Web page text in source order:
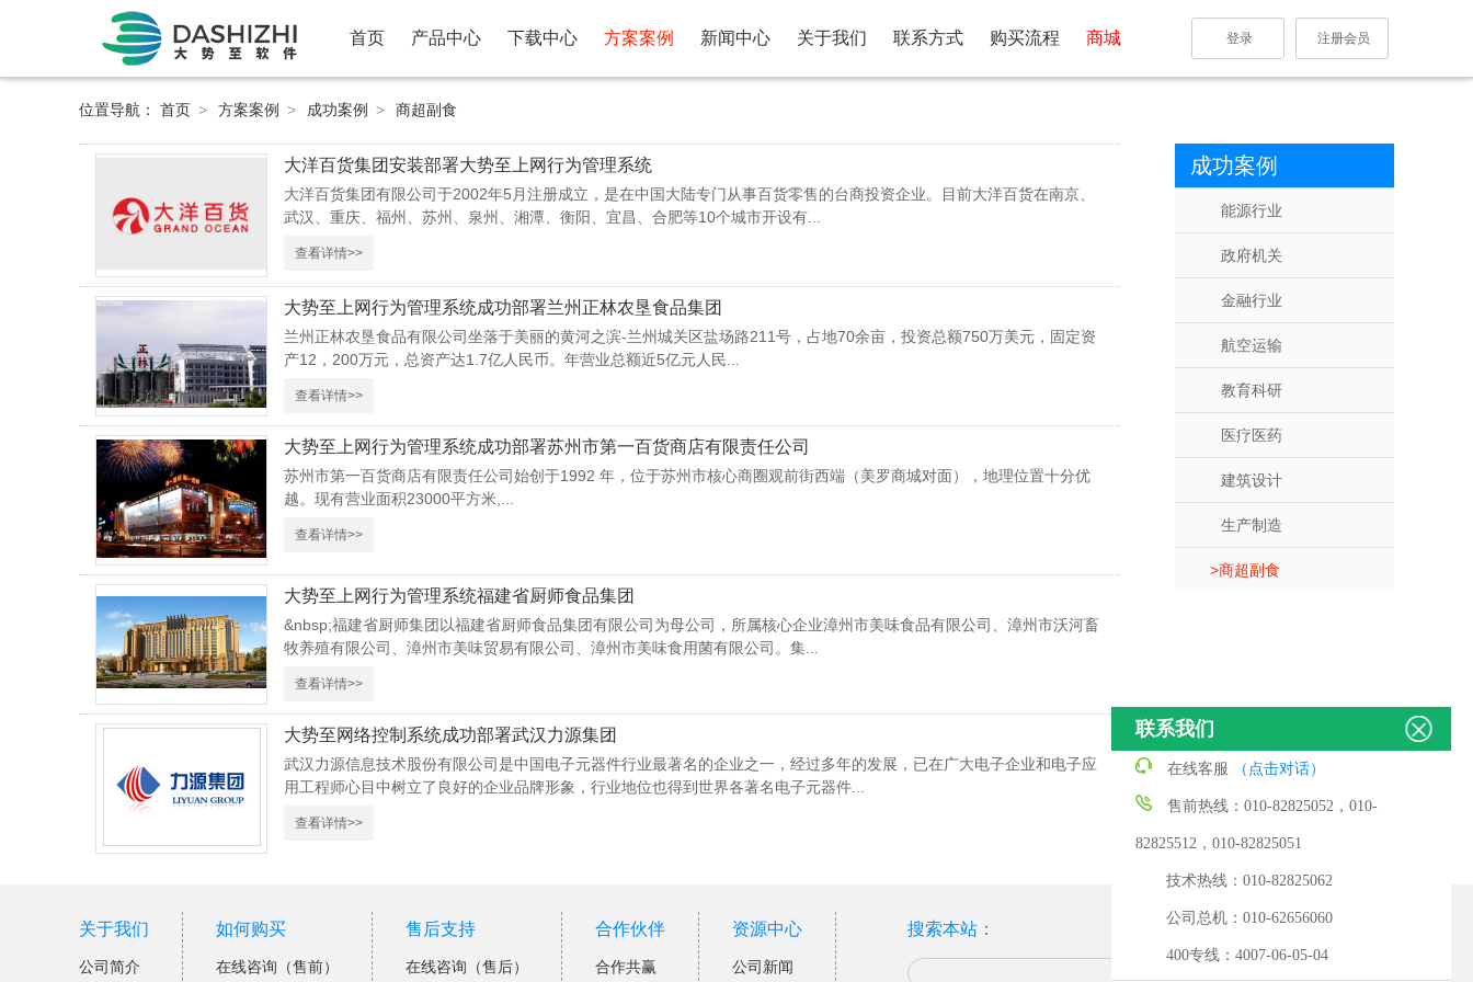
首页 产品中心 下载中心 方案案例 新闻中心 关于我们 联系方式 购买流程 商城 登录 注册会员
位置导航： 首页 > 方案案例 > 成功案例 > 商超副食
成功案例
能源行业
政府机关
金融行业
航空运输
教育科研
医疗医药
建筑设计
生产制造
商超副食
大洋百货集团安装部署大势至上网行为管理系统
大洋百货集团有限公司于2002年5月注册成立，是在中国大陆专门从事百货零售的台商投资企业。目前大洋百货在南京、
武汉、重庆、福州、苏州、泉州、湘潭、衡阳、宜昌、合肥等10个城市开设有...
查看详情>>
大势至上网行为管理系统成功部署​兰州正林农垦食品集团
兰州正林农垦食品有限公司坐落于美丽的黄河之滨-兰州城关区盐场路211号，占地70余亩，投资总额750万美元，固定资
产12，200万元，总资产达1.7亿人民币。年营业总额近5亿元人民...
查看详情>>
大势至上网行为管理系统成功部署苏州市第一百货商店有限责任公司
苏州市第一百货商店有限责任公司始创于1992 年，位于苏州市核心商圈观前街西端（美罗商城对面），地理位置十分优
越。现有营业面积23000平方米,...
查看详情>>
大势至上网行为管理系统福建省厨师食品集团
&nbsp;福建省厨师集团以福建省厨师食品集团有限公司为母公司，所属核心企业漳州市美味食品有限公司、漳州市沃河畜
牧养殖有限公司、漳州市美味贸易有限公司、漳州市美味食用菌有限公司。集...
查看详情>>
大势至网络控制系统成功部署武汉力源集团
武汉力源信息技术股份有限公司是中国电子元器件行业最著名的企业之一，经过多年的发展，已在广大电子企业和电子应
用工程师心目中树立了良好的企业品牌形象，行业地位也得到世界各著名电子元器件...
查看详情>>
关于我们
公司简介
如何购买
在线咨询（售前）
售后支持
在线咨询（售后）
合作伙伴
合作共赢
资源中心
公司新闻
搜索本站：
联系我们
在线客服 （点击对话）
售前热线：010-82825052，010-
82825512，010-82825051
技术热线：010-82825062
公司总机：010-62656060
400专线：4007-06-05-04